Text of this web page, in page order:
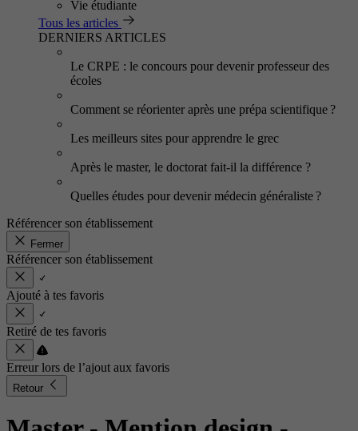
Vie étudiante
Tous les articles
DERNIERS ARTICLES
Le CRPE : le concours pour devenir professeur des
écoles
Comment se réorienter après une prépa scientifique ?
Les meilleurs sites pour apprendre le grec
Après le master, le doctorat fait-il la différence ?
Quelles études pour devenir médecin généraliste ?
Référencer son établissement
Fermer
Référencer son établissement
Ajouté à tes favoris
Retiré de tes favoris
Erreur lors de l’ajout aux favoris
Retour